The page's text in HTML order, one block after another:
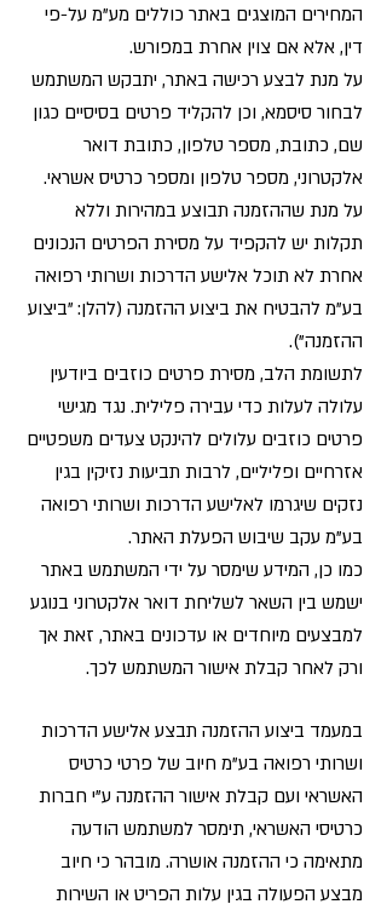
המחירים המוצגים באתר כוללים מע"מ על-פי
דין, אלא אם צוין אחרת במפורש.
על מנת לבצע רכישה באתר, יתבקש המשתמש
לבחור סיסמא, וכן להקליד פרטים בסיסיים כגון
שם, כתובת, מספר טלפון, כתובת דואר
אלקטרוני, מספר טלפון ומספר כרטיס אשראי.
על מנת שההזמנה תבוצע במהירות וללא
תקלות יש להקפיד על מסירת הפרטים הנכונים
אחרת לא תוכל אלישע הדרכות ושרותי רפואה
בע"מ להבטיח את ביצוע ההזמנה (להלן: "ביצוע
ההזמנה").
לתשומת הלב, מסירת פרטים כוזבים ביודעין
עלולה לעלות כדי עבירה פלילית. נגד מגישי
פרטים כוזבים עלולים להינקט צעדים משפטיים
אזרחיים ופליליים, לרבות תביעות נזיקין בגין
נזקים שיגרמו לאלישע הדרכות ושרותי רפואה
בע"מ עקב שיבוש הפעלת האתר.
כמו כן, המידע שימסר על ידי המשתמש באתר
ישמש בין השאר לשליחת דואר אלקטרוני בנוגע
למבצעים מיוחדים או עדכונים באתר, זאת אך
ורק לאחר קבלת אישור המשתמש לכך.
במעמד ביצוע ההזמנה תבצע אלישע הדרכות
ושרותי רפואה בע"מ חיוב של פרטי כרטיס
האשראי ועם קבלת אישור ההזמנה ע"י חברות
כרטיסי האשראי, תימסר למשתמש הודעה
מתאימה כי ההזמנה אושרה. מובהר כי חיוב
מבצע הפעולה בגין עלות הפריט או השירות